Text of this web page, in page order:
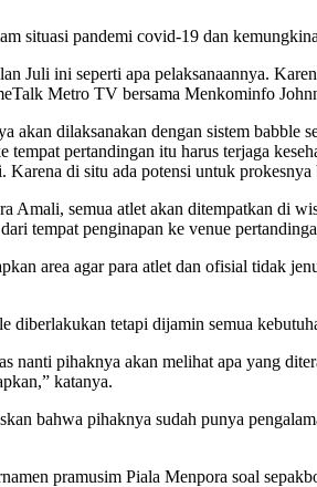
situasi pandemi covid-19 dan
Juli ini seperti apa pelaksanaannya.
Metro TV bersama Menkominfo
akan dilaksanakan dengan sistem
tempat pertandingan itu harus terjaga
Karena di situ ada potensi untuk
Amali, semua atlet akan ditempatkan di
tempat penginapan ke venue
area agar para atlet dan ofisial tidak
diberlakukan tetapi dijamin semua
nanti pihaknya akan melihat apa yang
katanya.
bahwa pihaknya sudah punya
pramusim Piala Menpora soal